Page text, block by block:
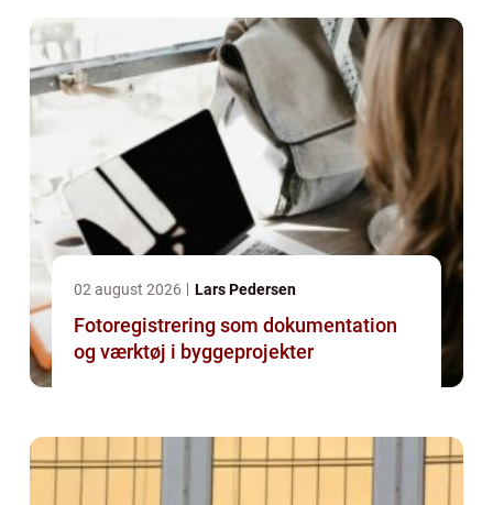
02 august 2026 Lars Pedersen
Fotoregistrering som dokumentation
og værktøj i byggeprojekter